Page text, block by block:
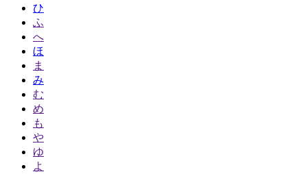
ひ
ふ
へ
ほ
ま
み
む
め
も
や
ゆ
よ